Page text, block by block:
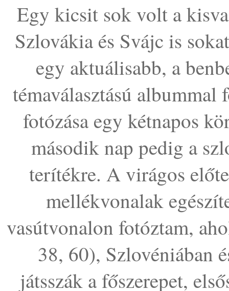
Egy kicsit sok volt a
Szlovákia és Svájc is
egy aktuálisabb, a
témaválasztású
fotózása egy kétnapos
második nap pedig a
terítékre. A virágos
mellékvonalak
vasútvonalon fotóztam,
38, 60), Szlovéniában
játsszák a főszerepet,